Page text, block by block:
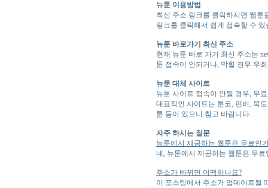
뉴툰 이용방법
최신 주소 링크를 클릭하시면 웹툰
링크를 클릭해서 쉽게 접속할 수 있
뉴툰 바로가기 최신 주소
현재 뉴툰 바로 가기 최신 주소는
툰 접속이 안되거나, 막힐 경우 우
뉴툰 대체 사이트
뉴툰 사이트 접속이 안될 경우, 무
대표적인 사이트는 툰코, 펀비, 북
툰 등이 있으니 참고 바랍니다.
자주 하시는 질문
뉴툰에서 제공하는 웹툰은 무료인
네, 뉴툰에서 제공하는 웹툰은 무료
주소가 바뀌면 어떡하나요?
이 포스팅에서 주소가 업데이트될